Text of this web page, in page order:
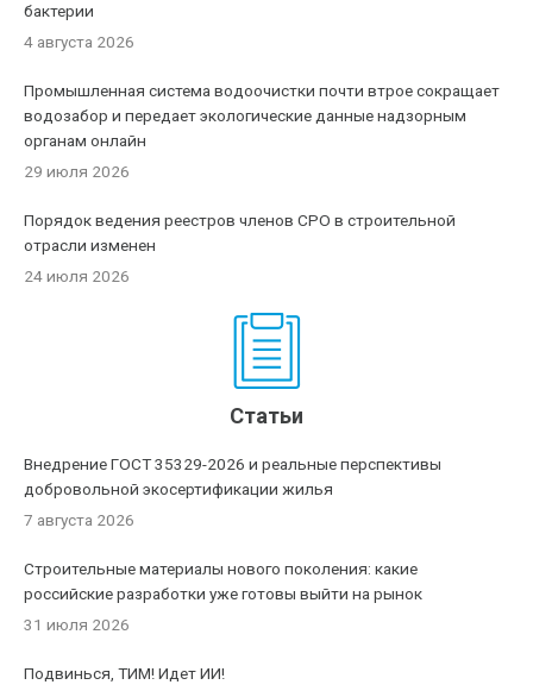
бактерии
4 августа 2026
Промышленная система водоочистки почти втрое сокращает
водозабор и передает экологические данные надзорным
органам онлайн
29 июля 2026
Порядок ведения реестров членов СРО в строительной
отрасли изменен
24 июля 2026
Статьи
Внедрение ГОСТ 35329-2026 и реальные перспективы
добровольной экосертификации жилья
7 августа 2026
Строительные материалы нового поколения: какие
российские разработки уже готовы выйти на рынок
31 июля 2026
Подвинься, ТИМ! Идет ИИ!